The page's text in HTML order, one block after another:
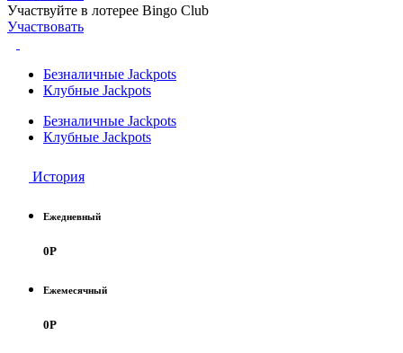
Участвуйте в лотерее Bingo Club
Участвовать
Безналичные Jackpots
Клубные Jackpots
Безналичные Jackpots
Клубные Jackpots
История
Ежедневный
0Р
Ежемесячный
0Р